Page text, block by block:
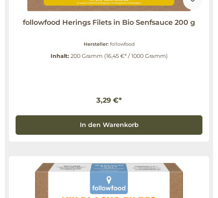
followfood Herings Filets in Bio Senfsauce 200 g
Hersteller: followfood
Inhalt: 200 Gramm (16,45 €* / 1000 Gramm)
3,29 €*
In den Warenkorb